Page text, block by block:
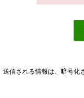
送信される情報は、暗号化